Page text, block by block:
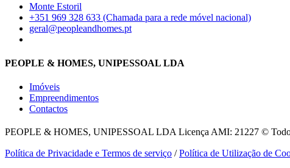
Monte Estoril
+351 969 328 633 (Chamada para a rede móvel nacional)
geral@peopleandhomes.pt
PEOPLE & HOMES, UNIPESSOAL LDA
Imóveis
Empreendimentos
Contactos
PEOPLE & HOMES, UNIPESSOAL LDALicença AMI: 21227 ©
Política de Privacidade e Termos de serviço /Política de Utilização de